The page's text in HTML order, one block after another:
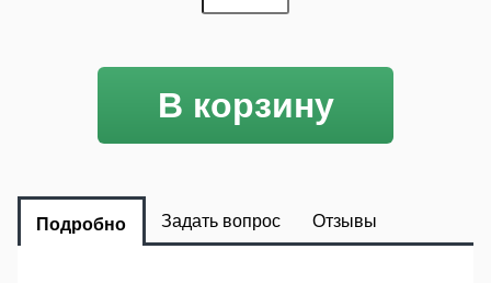
В корзину
Подробно Задать вопрос Отзывы